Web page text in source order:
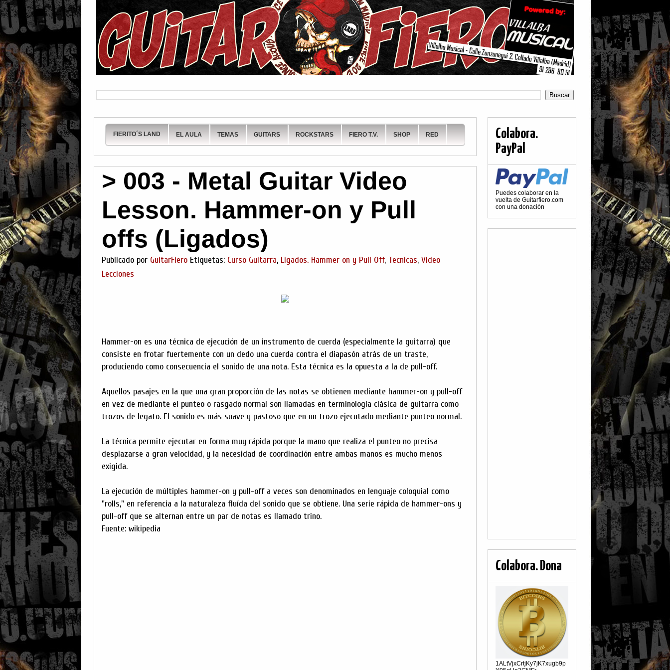
FIERITO´S LAND EL AULA TEMAS GUITARS ROCKSTARS FIERO T.V. SHOP RED
> 003 - Metal Guitar Video
Lesson. Hammer-on y Pull
offs (Ligados)
Publicado por GuitarFiero Etiquetas: Curso Guitarra, Ligados. Hammer on y Pull Off, Tecnicas, Video
Lecciones
Hammer-on es una técnica de ejecución de un instrumento de cuerda (especialmente la guitarra) que
consiste en frotar fuertemente con un dedo una cuerda contra el diapasón atrás de un traste,
produciendo como consecuencia el sonido de una nota. Esta técnica es la opuesta a la de pull-off.
Aquellos pasajes en la que una gran proporción de las notas se obtienen mediante hammer-on y pull-off
en vez de mediante el punteo o rasgado normal son llamadas en terminología clásica de guitarra como
trozos de legato. El sonido es más suave y pastoso que en un trozo ejecutado mediante punteo normal.
La técnica permite ejecutar en forma muy rápida porque la mano que realiza el punteo no precisa
desplazarse a gran velocidad, y la necesidad de coordinación entre ambas manos es mucho menos
exigida.
La ejecución de múltiples hammer-on y pull-off a veces son denominados en lenguaje coloquial como
"rolls," en referencia a la naturaleza fluída del sonido que se obtiene. Una serie rápida de hammer-ons y
pull-off que se alternan entre un par de notas es llamado trino.
Fuente: wikipedia
Colabora.
PayPal
Puedes colaborar en la
vuelta de Guitarfiero.com
con una donación
Colabora. Dona
1ALtVjxCrtjKy7jK7xugb9p